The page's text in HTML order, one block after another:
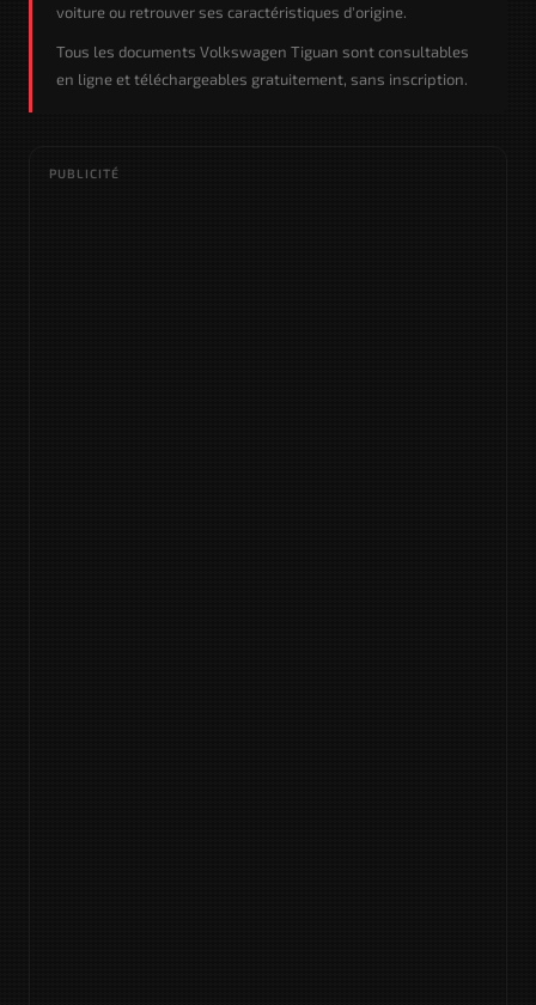
voiture ou retrouver ses caractéristiques d'origine.
Tous les documents Volkswagen Tiguan sont consultables
en ligne et téléchargeables gratuitement, sans inscription.
PUBLICITÉ